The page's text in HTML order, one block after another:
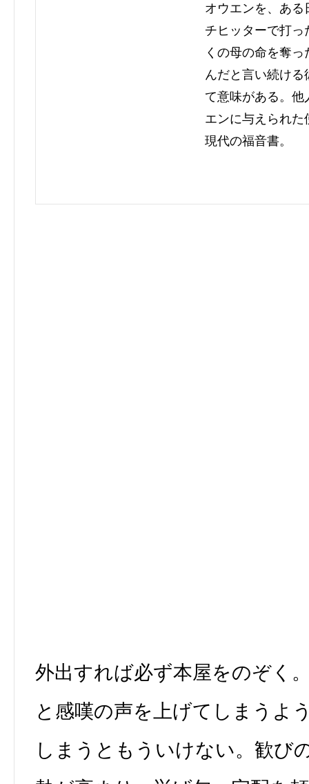
オウエンを、あ
チヒッターで打
くの母の命を奪
んだと言い続け
て意味がある。
エンに与えられた
現代の福音書。
外出すれば必ず本屋をのぞく
と感嘆の声を上げてしまうよ
しまうともういけない。歓び